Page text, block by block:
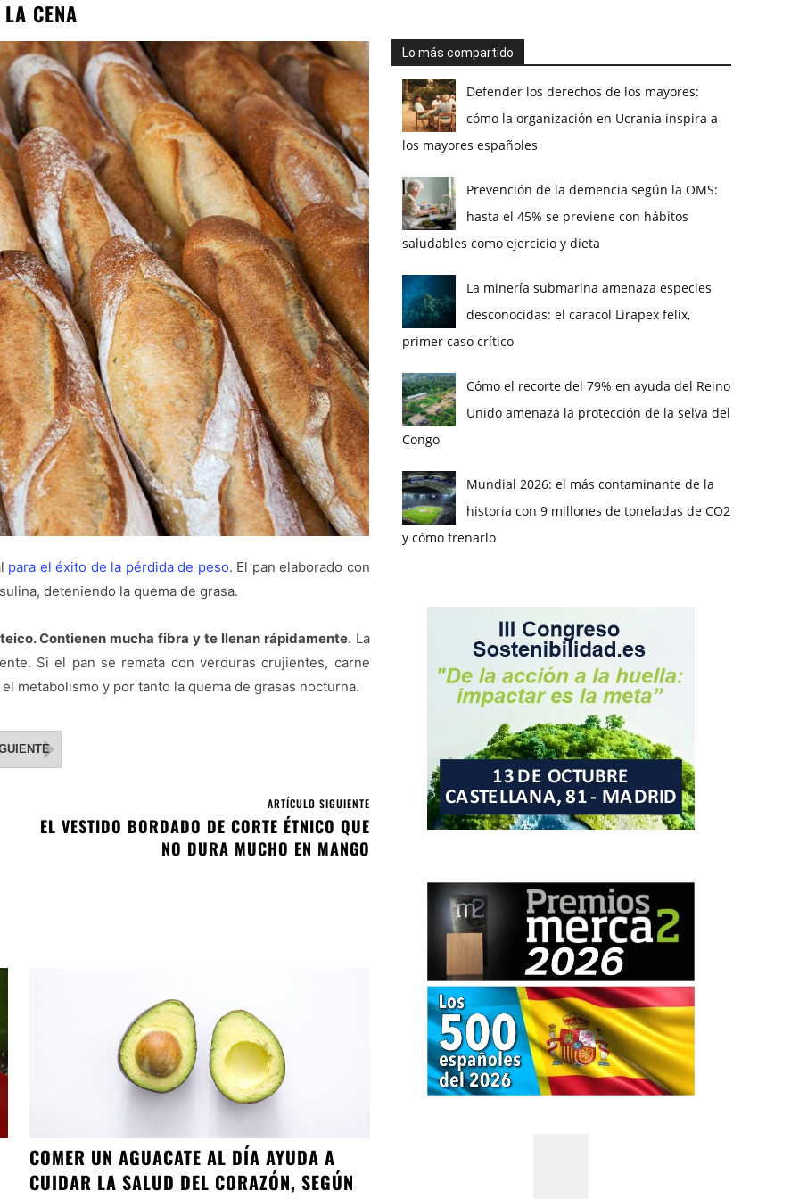
CENA
para el éxito de la pérdida de peso. El pan elaborado con
deteniendo la quema de grasa.
Contienen mucha fibra y te llenan rápidamente. La
Si el pan se remata con verduras crujientes, carne
metabolismo y por tanto la quema de grasas nocturna.
ARTÍCULO SIGUIENTE
EL VESTIDO BORDADO DE CORTE ÉTNICO QUE
NO DURA MUCHO EN MANGO
COMER UN AGUACATE AL DÍA AYUDA A
CUIDAR LA SALUD DEL CORAZÓN, SEGÚN
Lo más compartido
Defender los derechos de los mayores:
cómo la organización en Ucrania inspira a
los mayores españoles
Prevención de la demencia según la OMS:
hasta el 45% se previene con hábitos
saludables como ejercicio y dieta
La minería submarina amenaza especies
desconocidas: el caracol Lirapex felix,
primer caso crítico
Cómo el recorte del 79% en ayuda del Reino
Unido amenaza la protección de la selva del
Congo
Mundial 2026: el más contaminante de la
historia con 9 millones de toneladas de CO2
y cómo frenarlo